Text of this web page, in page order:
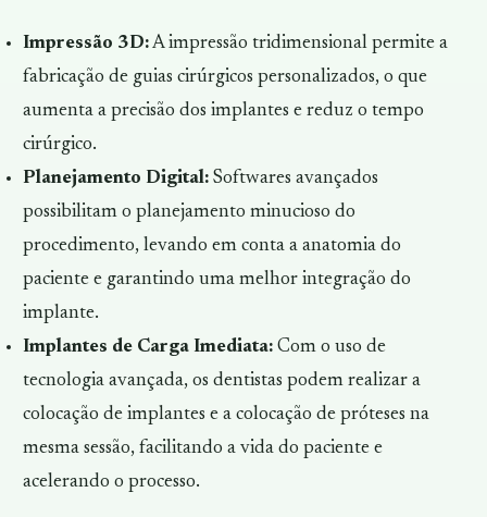
Impressão 3D:A impressão tridimensional permite a
fabricação de guias cirúrgicos personalizados, o que
aumenta a precisão dos implantes e reduz o tempo
cirúrgico.
Planejamento Digital:Softwares avançados
possibilitam o planejamento minucioso do
procedimento, levando em conta a anatomia do
paciente e garantindo uma melhor integração do
implante.
Implantes de Carga Imediata:Com o uso de
tecnologia avançada, os dentistas podem realizar a
colocação de implantes e a colocação de próteses na
mesma sessão, facilitando a vida do paciente e
acelerando o processo.